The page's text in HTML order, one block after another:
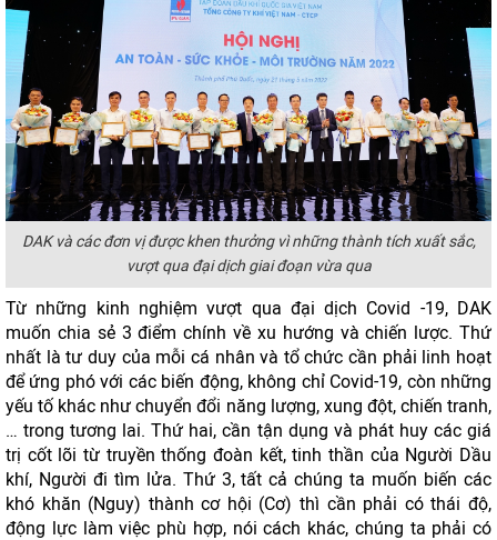
DAK và các đơn vị được khen thưởng vì những thành tích xuất sắc,
vượt qua đại dịch giai đoạn vừa qua
Từ những kinh nghiệm vượt qua đại dịch Covid -19, DAK
muốn chia sẻ 3 điểm chính về xu hướng và chiến lược. Thứ
nhất là tư duy của mỗi cá nhân và tổ chức cần phải linh hoạt
để ứng phó với các biến động, không chỉ Covid-19, còn những
yếu tố khác như chuyển đổi năng lượng, xung đột, chiến tranh,
… trong tương lai. Thứ hai, cần tận dụng và phát huy các giá
trị cốt lõi từ truyền thống đoàn kết, tinh thần của Người Dầu
khí, Người đi tìm lửa. Thứ 3, tất cả chúng ta muốn biến các
khó khăn (Nguy) thành cơ hội (Cơ) thì cần phải có thái độ,
động lực làm việc phù hợp, nói cách khác, chúng ta phải có